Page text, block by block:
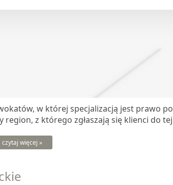
w której specjalizacją jest prawo
z którego zgłaszają się klienci do
czytaj więcej »